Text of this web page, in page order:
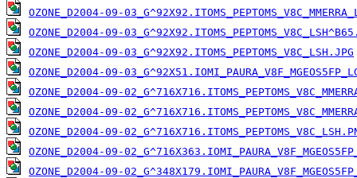
OZONE_D2004-09-
OZONE_D2004-09-
OZONE_D2004-09-03_G^92X92.ITOMS_PEPTOMS_V8C_LSH.JPG
OZONE_D2004-09-
OZONE_D2004-09-
OZONE_D2004-09-
OZONE_D2004-09-
OZONE_D2004-09-
OZONE_D2004-09-